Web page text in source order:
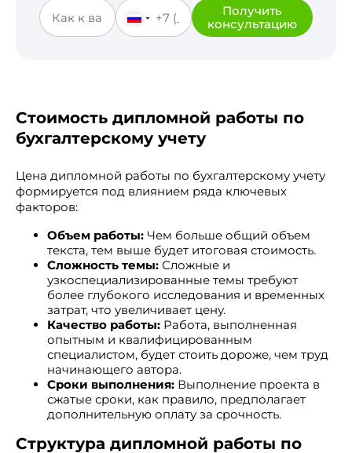
Получить
консультацию
Стоимость дипломной работы по
бухгалтерскому учету
Цена дипломной работы по бухгалтерскому учету
формируется под влиянием ряда ключевых
факторов:
Объем работы: Чем больше общий объем
текста, тем выше будет итоговая стоимость.
Сложность темы: Сложные и
узкоспециализированные темы требуют
более глубокого исследования и временных
затрат, что увеличивает цену.
Качество работы: Работа, выполненная
опытным и квалифицированным
специалистом, будет стоить дороже, чем труд
начинающего автора.
Сроки выполнения: Выполнение проекта в
сжатые сроки, как правило, предполагает
дополнительную оплату за срочность.
Структура дипломной работы по